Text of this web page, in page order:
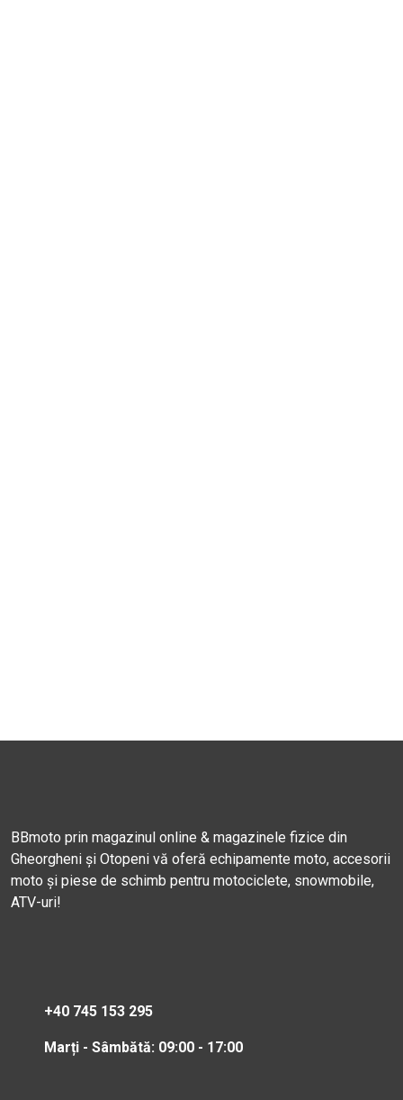
BBmoto prin magazinul online & magazinele fizice din
Gheorgheni și Otopeni vă oferă echipamente moto, accesorii
moto și piese de schimb pentru motociclete, snowmobile,
ATV-uri!
+40 745 153 295
Marți - Sâmbătă: 09:00 - 17:00